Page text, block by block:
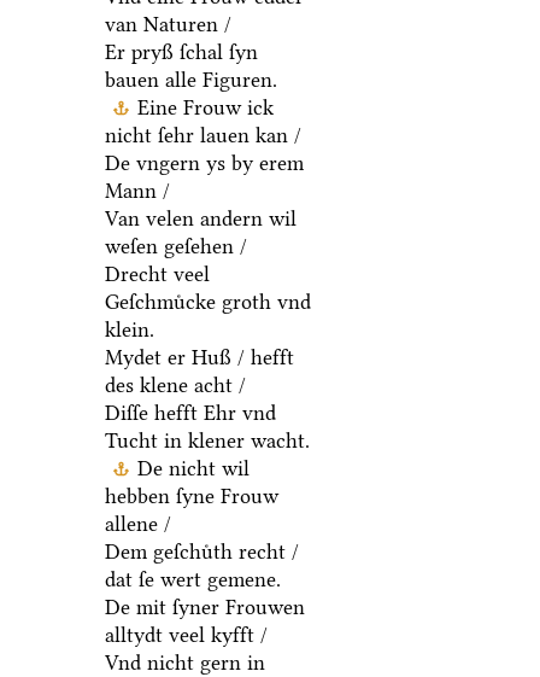
van Naturen /
Er pryß ſchal ſyn
bauen alle Figuren.
Eine Frouw ick
nicht ſehr lauen kan /
De vngern ys by erem
Mann /
Van velen andern wil
weſen geſehen /
Drecht veel
Geſchmuͤcke groth vnd
klein.
Mydet er Huß / hefft
des klene acht /
Diſſe hefft Ehr vnd
Tucht in klener wacht.
De nicht wil
hebben ſyne Frouw
allene /
Dem geſchuͤth recht /
dat ſe wert gemene.
De mit ſyner Frouwen
alltydt veel kyfft /
Vnd nicht gern in